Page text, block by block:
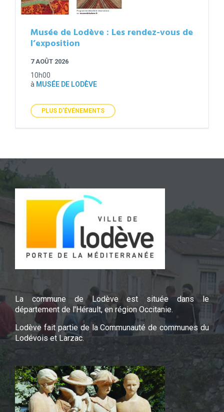
Musée de Lodève : Les rendez-vous de
l’exposition
7 AOÛT 2026
10h00
à MUSÉE DE LODÈVE
PLUS D'ÉVÉNEMENTS
La commune de Lodève est située dans le
département de l'Hérault, en région Occitanie.
Lodève fait partie de la Communauté de communes du
Lodévois et Larzac.